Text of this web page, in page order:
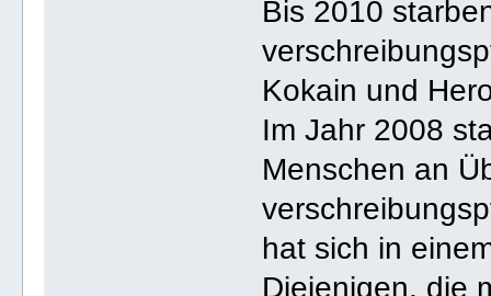
Bis 2010
Kokain und
Im Jahr 2008
Menschen an
hat sich in
Diejenigen, die